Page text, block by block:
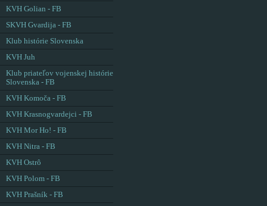
KVH Golian - FB
SKVH Gvardija - FB
Klub histórie Slovenska
KVH Juh
Klub priateľov vojenskej histórie
Slovenska - FB
KVH Komoča - FB
KVH Krasnogvardejci - FB
KVH Mor Ho! - FB
KVH Nitra - FB
KVH Ostrô
KVH Polom - FB
KVH Prašník - FB